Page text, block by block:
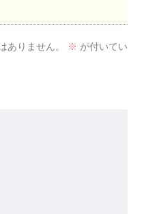
ありません。 ※ が付いてい